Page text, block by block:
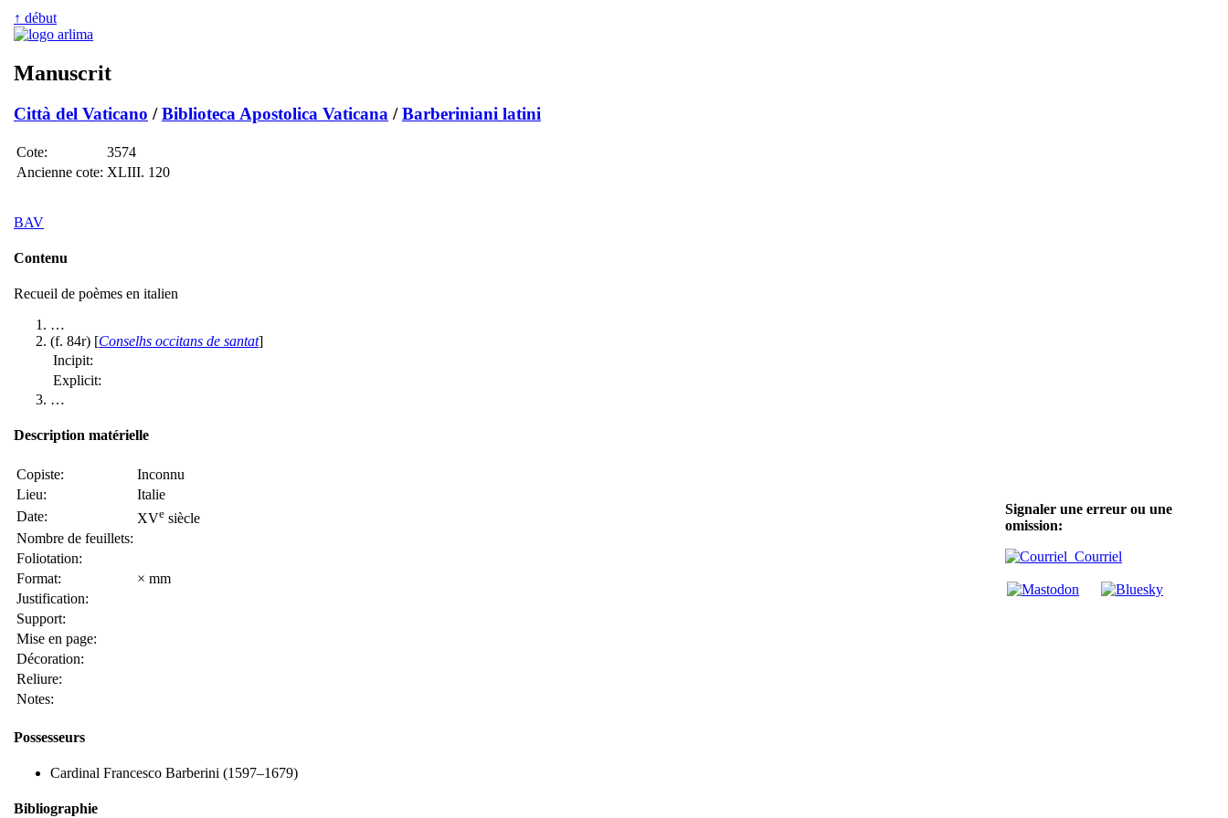
↑ début
Manuscrit
Città del Vaticano /Biblioteca Apostolica Vaticana /Barberiniani latini
Cote:
3574
Ancienne cote: XLIII. 120
BAV
Contenu
Recueil de poèmes en italien
…
(f. 84r) [Conselhs occitans de santat]
Incipit:
Explicit:
…
Description matérielle
Copiste:
Inconnu
Lieu:
Italie
Date:
XVe siècle
Nombre de feuillets:
Foliotation:
Format:
× mm
Justification:
Support:
Mise en page:
Décoration:
Reliure:
Notes:
Possesseurs
Cardinal Francesco Barberini (1597–1679)
Bibliographie
Signaler une erreur ou une
omission:
Courriel